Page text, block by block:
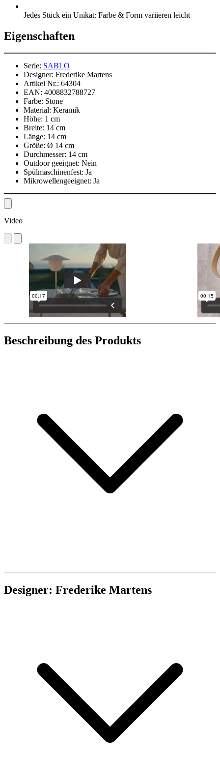
Jedes Stück ein Unikat: Farbe & Form variieren leicht
Eigenschaften
Serie: SABLO
Designer: Frederike Martens
Artikel Nr.: 64304
EAN: 4008832788727
Farbe: Stone
Material: Keramik
Höhe: 1 cm
Breite: 14 cm
Länge: 14 cm
Größe: Ø 14 cm
Durchmesser: 14 cm
Outdoor geeignet: Nein
Spülmaschinenfest: Ja
Mikrowellengeeignet: Ja
Video
Beschreibung des Produkts
Designer: Frederike Martens